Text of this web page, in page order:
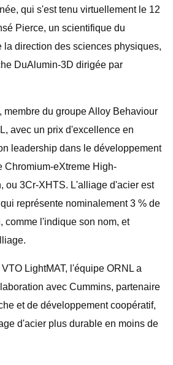
qui s'est tenu virtuellement le 12
Pierce, un scientifique du
la direction des sciences physiques,
DuAlumin-3D dirigée par
membre du groupe Alloy Behaviour
avec un prix d'excellence en
leadership dans le développement
Chromium-eXtreme High-
ou 3Cr-XHTS. L'alliage d'acier est
représente nominalement 3 % de
comme l'indique son nom, et
LightMAT, l'équipe ORNL a
avec Cummins, partenaire
et de développement coopératif,
d'acier plus durable en moins de